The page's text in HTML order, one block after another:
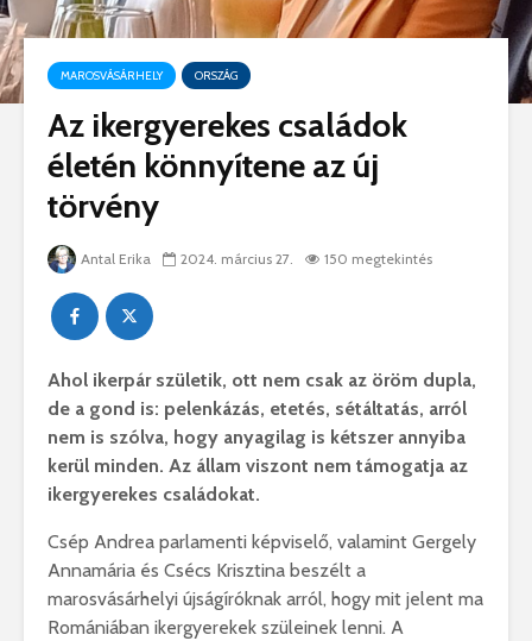
MAROSVÁSÁRHELY ORSZÁG
Az ikergyerekes családok
életén könnyítene az új
törvény
Antal Erika 2024. március 27. 150 megtekintés
Ahol ikerpár születik, ott nem csak az öröm dupla,
de a gond is: pelenkázás, etetés, sétáltatás, arról
nem is szólva, hogy anyagilag is kétszer annyiba
kerül minden. Az állam viszont nem támogatja az
ikergyerekes családokat.
Csép Andrea parlamenti képviselő, valamint Gergely
Annamária és Csécs Krisztina beszélt a
marosvásárhelyi újságíróknak arról, hogy mit jelent ma
Romániában ikergyerekek szüleinek lenni. A